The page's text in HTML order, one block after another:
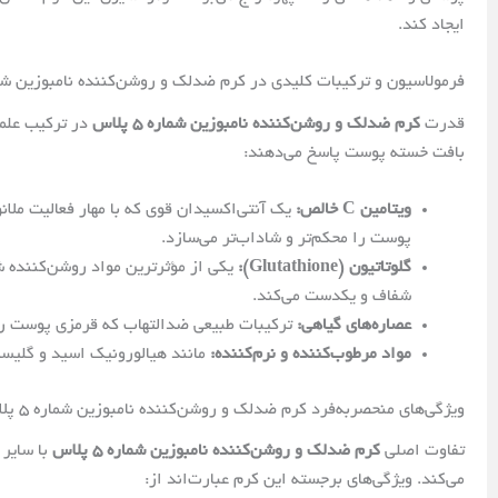
ایجاد کند.
فرمولاسیون و ترکیبات کلیدی در کرم ضدلک و روشن‌کننده نامبوزین شماره
قدرت کرم ضدلک و روشن‌کننده نامبوزین شماره ۵ پلاس
در ترکیب
بافت خسته پوست پاسخ می‌دهند:
ویتامین C خالص:
یک آنتی‌اکسیدان قوی که با مهار فعالیت
پوست را محکم‌تر و شاداب‌تر می‌سازد.
گلوتاتیون (Glutathione):
یکی از مؤثرترین مواد
شفاف و یکدست می‌کند.
عصاره‌های گیاهی: ترکیبات طبیعی ضدالتهاب که قرمزی پوست
مواد مرطوب‌کننده و نرم‌کننده: مانند هیالورونیک اسید و
ویژگی‌های منحصر‌به‌فرد کرم ضدلک و روشن‌کننده نامبوزین شماره ۵ پلاس
تفاوت اصلی کرم ضدلک و روشن‌کننده نامبوزین شماره ۵ پلاس
با
می‌کند. ویژگی‌های برجسته این کرم عبارت‌اند از: